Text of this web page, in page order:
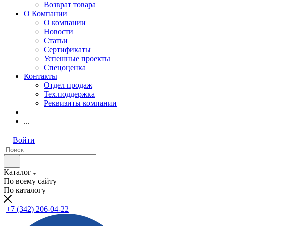
Возврат товара
О Компании
О компании
Новости
Статьи
Сертификаты
Успешные проекты
Спецоценка
Контакты
Отдел продаж
Тех.поддержка
Реквизиты компании
...
Войти
Каталог
По всему сайту
По каталогу
+7 (342) 206-04-22